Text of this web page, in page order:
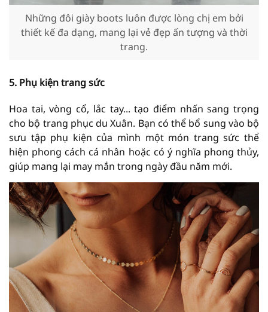
thiết kế đa dạng, mang lại vẻ đẹp ấn tượng và thời
trang.
cho bộ trang phục du Xuân. Bạn có thể bổ sung vào bộ
sưu tập phụ kiện của mình một món trang sức thể
hiện phong cách cá nhân hoặc có ý nghĩa phong thủy,
giúp mang lại may mắn trong ngày đầu năm mới.